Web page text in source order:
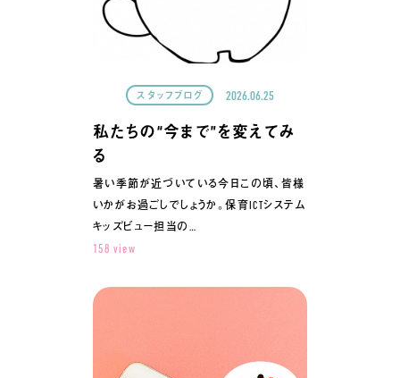
スタッフブログ 2026.06.25
私たちの“今まで”を変えてみ
る
暑い季節が近づいている今日この頃、皆様
いかがお過ごしでしょうか。保育ICTシステム
キッズビュー担当の…
158 view